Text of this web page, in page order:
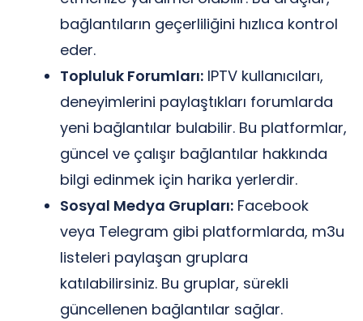
bağlantıların geçerliliğini hızlıca kontrol
eder.
Topluluk Forumları: IPTV kullanıcıları,
deneyimlerini paylaştıkları forumlarda
yeni bağlantılar bulabilir. Bu platformlar,
güncel ve çalışır bağlantılar hakkında
bilgi edinmek için harika yerlerdir.
Sosyal Medya Grupları: Facebook
veya Telegram gibi platformlarda, m3u
listeleri paylaşan gruplara
katılabilirsiniz. Bu gruplar, sürekli
güncellenen bağlantılar sağlar.